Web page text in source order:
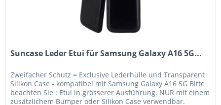
Suncase Leder Etui für Samsung Galaxy A16 5G...
Zweifacher Schutz = Exclusive Lederhülle und Transparent
Silikon Case - kompatibel mit Samsung Galaxy A16 5G Bitte
beachten Sie : Etui in grösserer Ausführung. NUR mit einem
zusätzlichem Bumper oder Silikon Case verwendbar.